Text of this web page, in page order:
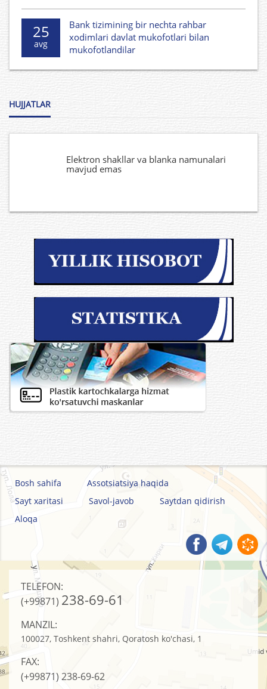
25
avg
Bank tizimining bir nechta rahbar
xodimlari davlat mukofotlari bilan
mukofotlandilar
HUJJATLAR
Elektron shakllar va blanka namunalari
mavjud emas
Bosh sahifa
Assotsiatsiya haqida
Sayt xaritasi
Savol-javob
Saytdan qidirish
Aloqa
TELEFON:
(+99871) 238-69-61
MANZIL:
100027, Toshkent shahri, Qoratosh ko'chasi, 1
FAX:
(+99871) 238-69-62